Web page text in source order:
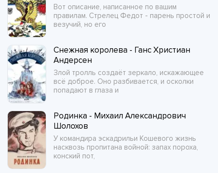
Вот описание, написанное по вашим
правилам. Стрелец Федот - парень простой и
везучий, но его
Снежная королева - Ганс Христиан
Андерсен
Злой тролль создаёт зеркало, искажающее
всё доброе. Оно разбивается, и осколки
попадают в глаза и
Родинка - Михаил Александрович
Шолохов
У командира эскадрильи Кошевого жизнь
насквозь пропитана войной: запах пороха,
конский пот,